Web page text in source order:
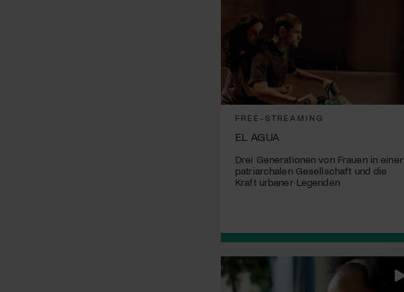
FREE-STREAMING
EL AGUA
Drei Generationen von Frauen in einer
patriarchalen Gesellschaft und die
Kraft urbaner Legenden